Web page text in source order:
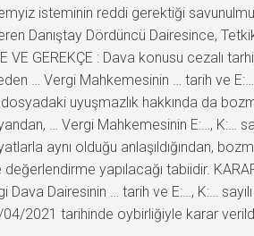
isteminin reddi gerektiği
Danıştay Dördüncü Dairesince,
GEREKÇE : Dava konusu cezalı
… Vergi Mahkemesinin … tarih ve
uyuşmazlık hakkında da
… Vergi Mahkemesinin E:…, K:…
aynı olduğu anlaşıldığından,
yapılacağı tabiidir.
Dairesinin … tarih ve E:…, K:…
2021 tarihinde oybirliğiyle karar